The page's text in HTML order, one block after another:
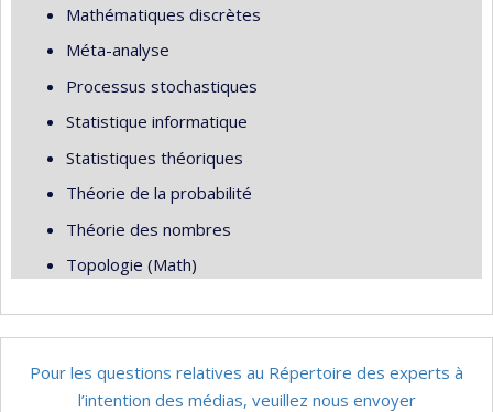
Mathématiques discrètes
Méta-analyse
Processus stochastiques
Statistique informatique
Statistiques théoriques
Théorie de la probabilité
Théorie des nombres
Topologie (Math)
Pour les questions relatives au Répertoire des experts à
l’intention des médias, veuillez nous envoyer